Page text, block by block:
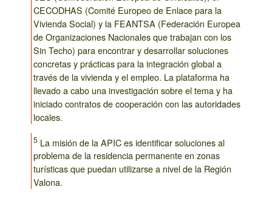
CECODHAS (Comité Europeo de Enlace para la
Vivienda Social) y la FEANTSA (Federación Europea
de Organizaciones Nacionales que trabajan con los
Sin Techo) para encontrar y desarrollar soluciones
concretas y prácticas para la integración global a
través de la vivienda y el empleo. La plataforma ha
llevado a cabo una investigación sobre el tema y ha
iniciado contratos de cooperación con las autoridades
locales.
5 La misión de la APIC es identificar soluciones al
problema de la residencia permanente en zonas
turísticas que puedan utilizarse a nivel de la Región
Valona.